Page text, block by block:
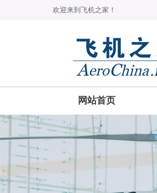
欢迎来到飞机之家！
网站首页